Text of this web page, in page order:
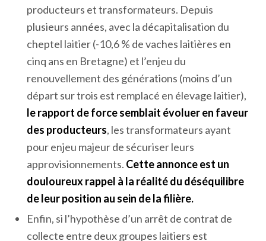
producteurs et transformateurs. Depuis
plusieurs années, avec la décapitalisation du
cheptel laitier (-10,6 % de vaches laitières en
cinq ans en Bretagne) et l’enjeu du
renouvellement des générations (moins d’un
départ sur trois est remplacé en élevage laitier),
le rapport de force semblait évoluer en faveur
des producteurs, les transformateurs ayant
pour enjeu majeur de sécuriser leurs
approvisionnements. Cette annonce est un
douloureux rappel à la réalité du déséquilibre
de leur position au sein de la filière.
Enfin, si l’hypothèse d’un arrêt de contrat de
collecte entre deux groupes laitiers est